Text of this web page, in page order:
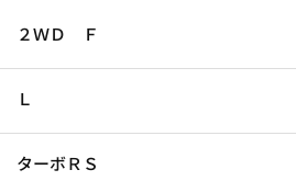
２ＷＤ Ｆ
Ｌ
ターボＲＳ